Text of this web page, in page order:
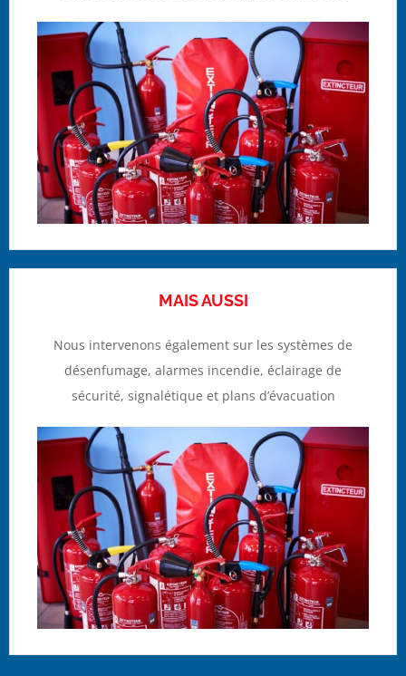
MAIS AUSSI
Nous intervenons également sur les systèmes de
désenfumage, alarmes incendie, éclairage de
sécurité, signalétique et plans d’évacuation